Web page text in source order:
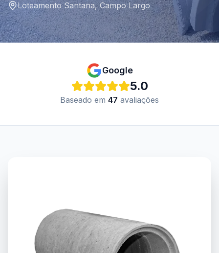
Loteamento Santana,Campo Largo
Google
5.0
Baseado em 47 avaliações